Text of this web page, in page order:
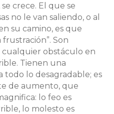
crece. El que se
no le van saliendo, o al
su camino, es que
Son
cualquier obstáculo en
Tienen una
todo lo desagradable; es
de aumento, que
lo feo es
lo molesto es